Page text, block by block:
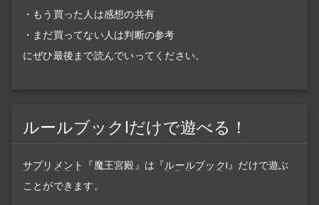
・もう買った人は感想の共有
・まだ買ってない人は判断の参考
にぜひ最後まで読んでいってください。
ルールブックIだけで遊べる！
サプリメント 『魔王宮殿』は『ルールブックI』だけで遊ぶ
ことができます。